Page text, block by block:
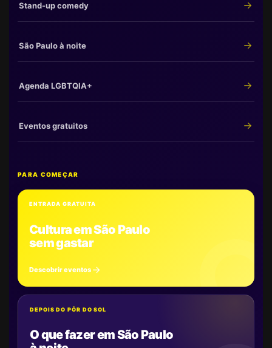
Stand-up comedy
São Paulo à noite
Agenda LGBTQIA+
Eventos gratuitos
PARA COMEÇAR
ENTRADA GRATUITA
Cultura em São Paulo
sem gastar
Descobrir eventos
DEPOIS DO PÔR DO SOL
O que fazer em São Paulo